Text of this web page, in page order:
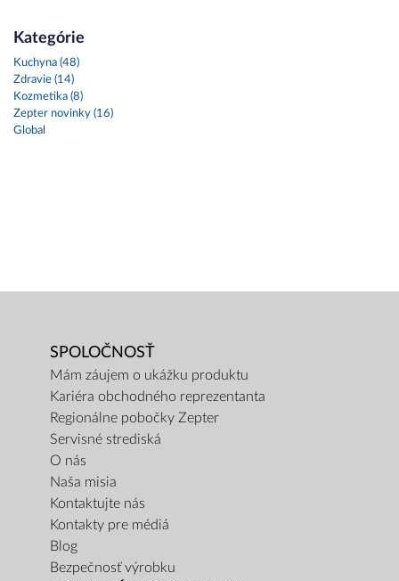
Kategórie
Kuchyna (48)
Zdravie (14)
Kozmetika (8)
Zepter novinky (16)
Global
SPOLOČNOSŤ
Mám záujem o ukážku produktu
Kariéra obchodného reprezentanta
Regionálne pobočky Zepter
Servisné strediská
O nás
Naša misia
Kontaktujte nás
Kontakty pre médiá
Blog
Bezpečnosť výrobku